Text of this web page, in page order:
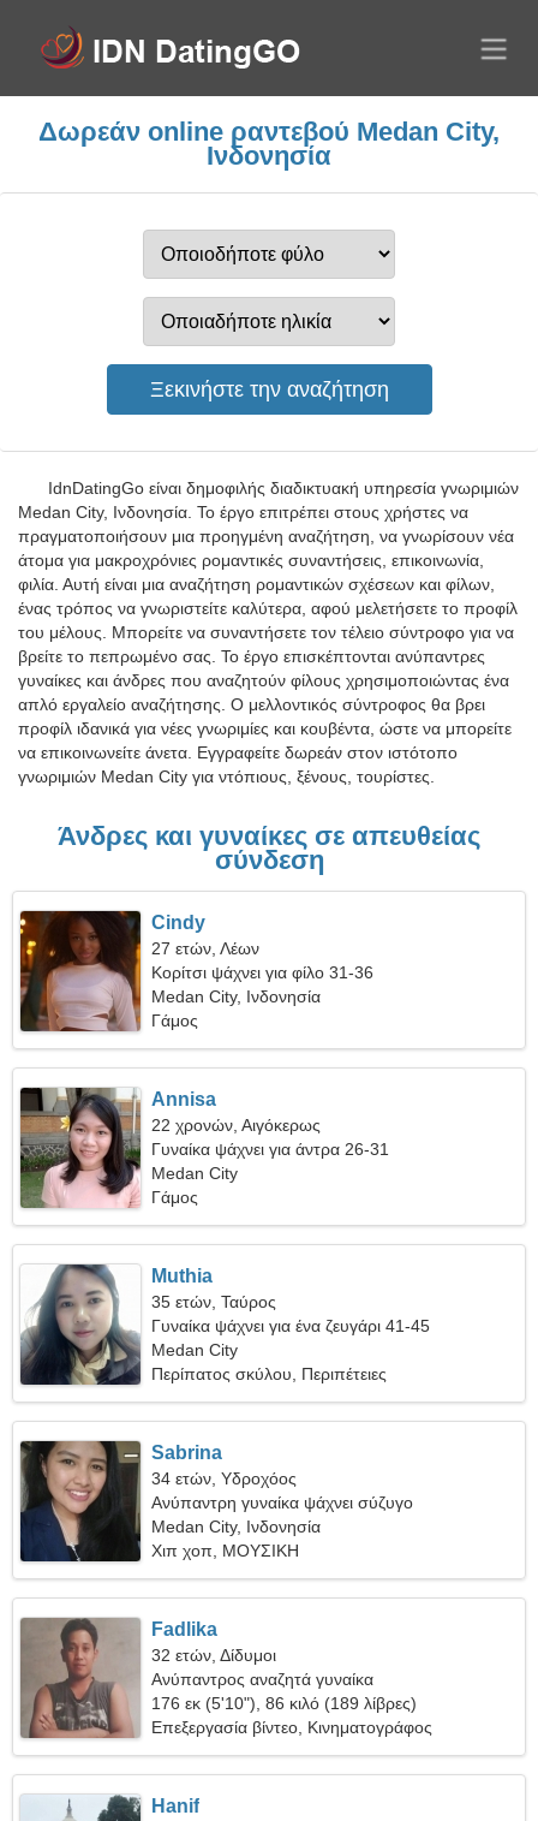
Δωρεάν online ραντεβού Medan City,
Ινδονησία
IdnDatingGo είναι δημοφιλής διαδικτυακή υπηρεσία γνωριμιών
Medan City, Ινδονησία. Το έργο επιτρέπει στους χρήστες να
πραγματοποιήσουν μια προηγμένη αναζήτηση, να γνωρίσουν νέα
άτομα για μακροχρόνιες ρομαντικές συναντήσεις, επικοινωνία,
φιλία. Αυτή είναι μια αναζήτηση ρομαντικών σχέσεων και φίλων,
ένας τρόπος να γνωριστείτε καλύτερα, αφού μελετήσετε το προφίλ
του μέλους. Μπορείτε να συναντήσετε τον τέλειο σύντροφο για να
βρείτε το πεπρωμένο σας. Το έργο επισκέπτονται ανύπαντρες
γυναίκες και άνδρες που αναζητούν φίλους χρησιμοποιώντας ένα
απλό εργαλείο αναζήτησης. Ο μελλοντικός σύντροφος θα βρει
προφίλ ιδανικά για νέες γνωριμίες και κουβέντα, ώστε να μπορείτε
να επικοινωνείτε άνετα. Εγγραφείτε δωρεάν στον ιστότοπο
γνωριμιών Medan City για ντόπιους, ξένους, τουρίστες.
Άνδρες και γυναίκες σε απευθείας
σύνδεση
Cindy
27 ετών, Λέων
Κορίτσι ψάχνει για φίλο 31-36
Medan City, Ινδονησία
Γάμος
Annisa
22 χρονών, Αιγόκερως
Γυναίκα ψάχνει για άντρα 26-31
Medan City
Γάμος
Muthia
35 ετών, Ταύρος
Γυναίκα ψάχνει για ένα ζευγάρι 41-45
Medan City
Περίπατος σκύλου, Περιπέτειες
Sabrina
34 ετών, Υδροχόος
Ανύπαντρη γυναίκα ψάχνει σύζυγο
Medan City, Ινδονησία
Χιπ χοπ, ΜΟΥΣΙΚΗ
Fadlika
32 ετών, Δίδυμοι
Ανύπαντρος αναζητά γυναίκα
176 εκ (5'10"), 86 κιλό (189 λίβρες)
Επεξεργασία βίντεο, Κινηματογράφος
Hanif